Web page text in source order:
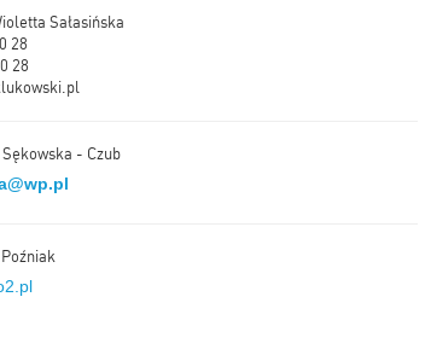
Sałasińska
28
28
- Czub